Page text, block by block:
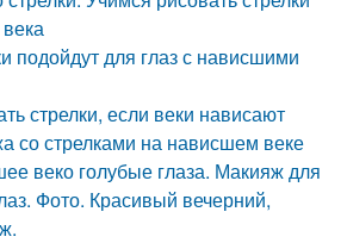
подойдут для глаз с нависшими
стрелки, если веки нависают
со стрелками на нависшем веке
веко голубые глаза. Макияж для
Фото. Красивый вечерний,